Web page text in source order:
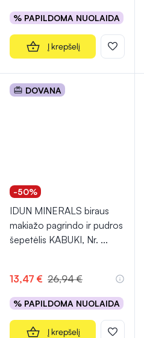
% PAPILDOMA NUOLAIDA
Į krepšelį
DOVANA
-50%
IDUN MINERALS biraus
makiažo pagrindo ir pudros
šepetėlis KABUKI, Nr. ...
13,47 € 26,94 €
% PAPILDOMA NUOLAIDA
Į krepšelį